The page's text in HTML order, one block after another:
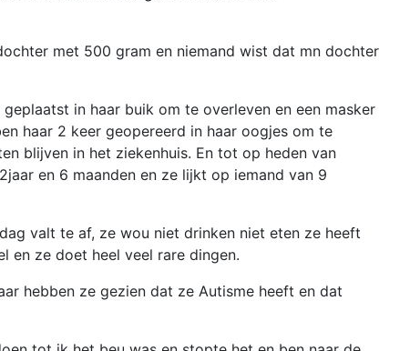
met 500 gram en niemand wist dat mn dochter
in haar buik om te overleven en een masker
haar 2 keer geopereerd in haar oogjes om te
blijven in het ziekenhuis. En tot op heden van
en 6 maanden en ze lijkt op iemand van 9
valt te af, ze wou niet drinken niet eten ze heeft
en ze doet heel veel rare dingen.
hebben ze gezien dat ze Autisme heeft en dat